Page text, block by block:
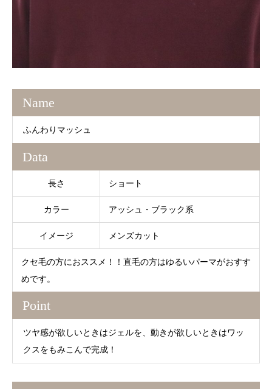
Name
ふんわりマッシュ
Data
長さ ショート
カラー アッシュ・ブラック系
イメージ メンズカット
クセ毛の方におススメ！！直毛の方はゆるいパーマがおすす
めです。
Point
ツヤ感が欲しいときはジェルを、動きが欲しいときはワッ
クスをもみこんで完成！